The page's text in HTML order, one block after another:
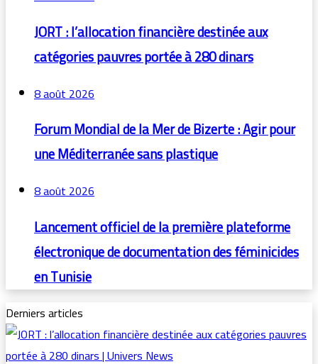
JORT : l’allocation financière destinée aux
catégories pauvres portée à 280 dinars
8 août 2026
Forum Mondial de la Mer de Bizerte : Agir pour
une Méditerranée sans plastique
8 août 2026
Lancement officiel de la première plateforme
électronique de documentation des féminicides
en Tunisie
Derniers articles